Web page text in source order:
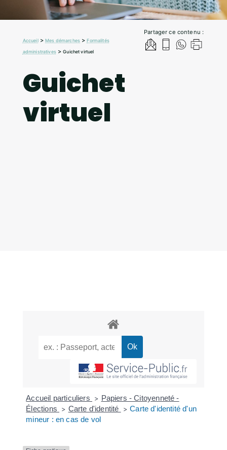
Partager ce contenu :
Accueil>Mes démarches >Formalités
administratives>Guichet virtuel
Guichet
virtuel
Accueil particuliers > Papiers - Citoyenneté -
Élections
> Carte d'identité > Carte d'identité d'un
mineur : en cas de vol